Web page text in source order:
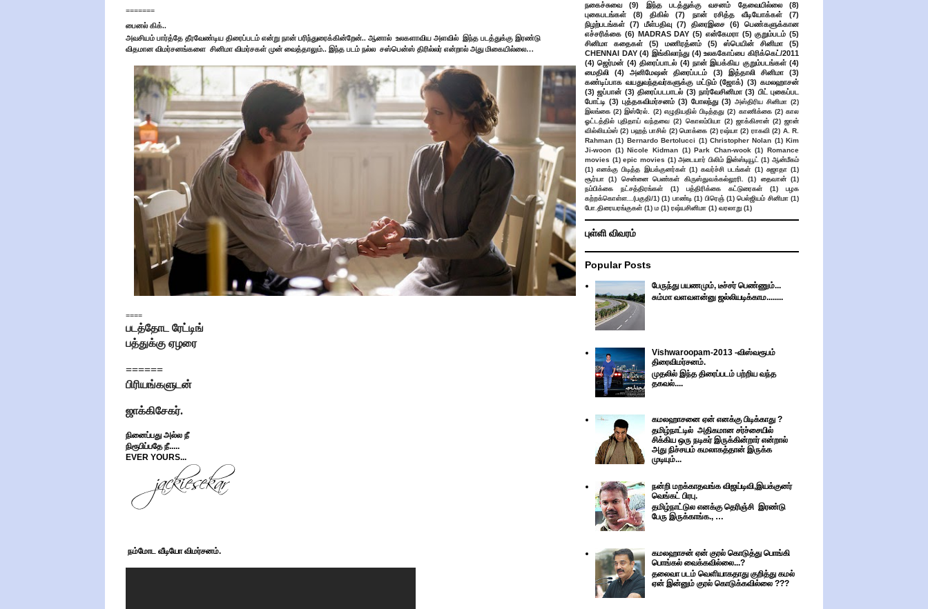
=======
பைனல் கிக்..
அவசியம் பார்த்தே தீரவேண்டிய திரைப்படம் என்று நான் பரிந்துரைக்கின்றேன்.. ஆனால் உலகளாவிய அளவில் இந்த படத்துக்கு இரண்டு
விதமான விமர்சனங்களை சினிமா விமர்சகள் முன் வைத்தாலும்.. இந்த படம் நல்ல சஸ்பென்ஸ் திரில்லர் என்றால் அது மிகையில்லை…
====
படத்தோட ரேட்டிங்
பத்துக்கு ஏழரை
======
பிரியங்களுடன்
ஜாக்கிசேகர்.
நினைப்பது அல்ல நீ
நிரூபிப்பதே நீ.....
EVER YOURS...
நம்மோட வீடியோ விமர்சனம்.
நகைச்சுவை
(9) இந்த படத்துக்கு வசனம் தேவையில்லை
(8)
புகைபடங்கள்
(8) திகில் (7) நான் ரசித்த வீடியோக்கள்
(7)
நிழற்படங்கள் (7) மீள்பதிவு (7) திரைஇசை (6)
பெண்களுக்கான
எச்சரிக்கை (6) MADRAS DAY (5) என்கேமரா (5) குறும்படம் (5)
சினிமா கதைகள்
(5) மணிரத்னம் (5) ஸ்பெயின் சினிமா
(5)
CHENNAI DAY (4) இங்கிலாந்து (4) உலககோப்பை கிரிக்கெட்/2011
(4) ஜெர்மன் (4) திரைப்பாடல் (4) நான் இயக்கிய குறும்படங்கள் (4)
மைதிலி
(4) அனிமேஷன் திரைப்படம் (3) இத்தாலி சினிமா
(3)
கண்டிப்பாக வயதுவந்தவர்களுக்கு மட்டும் (ஜோக்) (3) கமலஹாசன்
(3) ஜப்பான் (3) திரைப்படபாடல் (3) நார்வேசினிமா (3) பிட் புகைப்பட
போட்டி (3) புத்தகவிமர்சனம் (3) போலந்து (3) அஸ்திரிய சினிமா (2)
இலங்கை (2) இஸ்ரேல். (2) எழுதியதில் பிடித்தது (2) காணிக்கை (2) கால
ஓட்டத்தில் புதிதாய் வந்தவை (2) கொலம்பியா (2) ஜாக்கிசான் (2) ஜான்
வில்லியம்ஸ் (2) பஹத் பாசில் (2) மொக்கை (2) ரஷ்யா (2) ராகவி (2) A. R.
Rahman (1) Bernardo Bertolucci (1) Christopher Nolan (1) Kim
Ji-woon (1) Nicole Kidman (1) Park Chan-wook (1) Romance
movies (1) epic movies (1) அடையார் பிலிம் இன்ஸ்டியூட் (1) ஆன்மீகம்
(1) எனக்கு பிடித்த இயக்குனர்கள் (1) கவர்ச்சி படங்கள் (1) சுஜாதா (1)
சூர்யா (1) சென்னை பெண்கள் கிருஸ்துவக்கல்லூரி. (1) தைவான் (1)
நம்பிக்கை நட்சத்திரங்கள்
(1) பத்திரிக்கை கட்டுரைகள் (1)
பழக
கற்றக்கொள்ள...(பகுதி/1) (1) பாண்டி (1) பிரெஞ் (1) பெல்ஜியம் சினிமா (1)
போ.திரையரங்குகள் (1) ம (1) ரஷ்யசினிமா (1) வரலாறு (1)
புள்ளி விவரம்
Popular Posts
பேருந்து பயணமும், டீச்சர் பெண்ணும்...
சும்மா வளவளன்னு ஜல்லியடிக்காம........
Vishwaroopam-2013 -விஸ்வரூபம்
திரைவிமர்சனம்.
முதலில் இந்த திரைப்படம் பற்றிய வந்த
தகவல்....
கமலஹாசனை ஏன் எனக்கு பிடிக்காது ?
தமிழ்நாட்டில் அதிகமான சர்ச்சையில்
சிக்கிய ஒரு நடிகர் இருக்கின்றார் என்றால்
அது நிச்சயம் கமலாகத்தான் இருக்க
முடியும்...
நன்றி மறக்காதவங்க விஜய்டிவி,இயக்குனர்
வெங்கட் பிரபு.
தமிழ்நாட்டுல எனக்கு தெரிஞ்சி இரண்டு
பேரு இருக்காங்க., …
கமலஹாசன் ஏன் குரல் கொடுத்து பொங்கி
பொங்கல் வைக்கவில்லை...?
தலைவா படம் வெளியாகதாது குறித்து கமல்
ஏன் இன்னும் குரல் கொடுக்கவில்லை ???